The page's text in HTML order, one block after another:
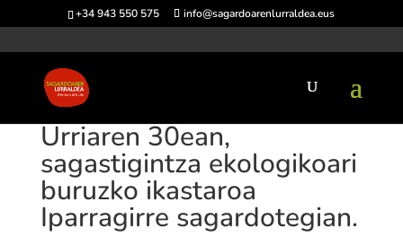
+34 943 550 575 info@sagardoarenlurraldea.eus
Urriaren 30ean,
sagastigintza ekologikoari
buruzko ikastaroa
Iparragirre sagardotegian.